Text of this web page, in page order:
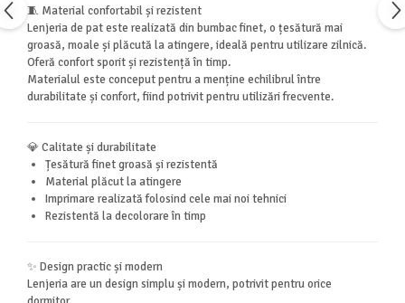
🧵 Material confortabil și rezistent
Lenjeria de pat este realizată din bumbac finet, o țesătură mai
groasă, moale și plăcută la atingere, ideală pentru utilizare zilnică.
Oferă confort sporit și rezistență în timp.
Materialul este conceput pentru a menține echilibrul între
durabilitate și confort, fiind potrivit pentru utilizări frecvente.
💎 Calitate și durabilitate
Țesătură finet groasă și rezistentă
Material plăcut la atingere
Imprimare realizată folosind cele mai noi tehnici
Rezistentă la decolorare în timp
✨ Design practic și modern
Lenjeria are un design simplu și modern, potrivit pentru orice